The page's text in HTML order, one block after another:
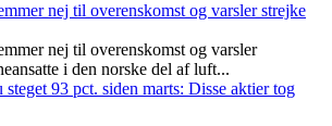
nej til overenskomst og varsler strejke
nej til overenskomst og varsler
i den norske del af luft...
steget 93 pct. siden marts: Disse aktier tog